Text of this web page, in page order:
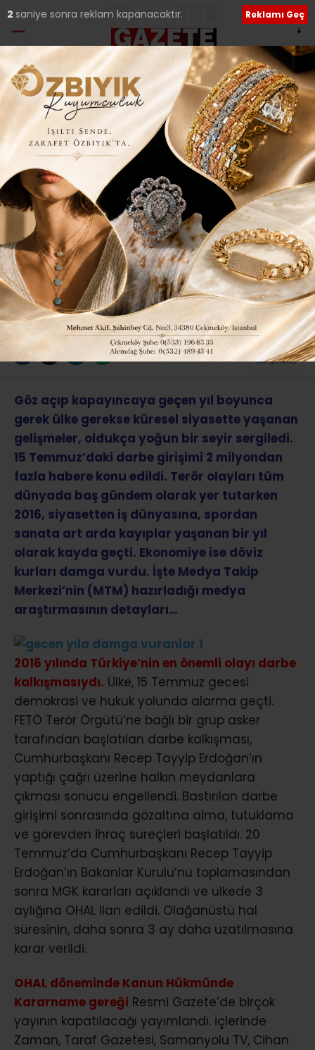
Ana Sayfa›Tüm Manşetler
KABUS GİBİ GEÇEN 2016
YILININ HER GÜNÜ AYRI
OLAYLI..
Giriş: 31-12-2016 14:39
Güncelleme: 14-02-2018 14:21
192 Tüm Manşetler
ABONE OL
Göz açıp kapayıncaya geçen yıl boyunca
gerek ülke gerekse küresel siyasette yaşanan
gelişmeler, oldukça yoğun bir seyir sergiledi.
15 Temmuz’daki darbe girişimi 2 milyondan
fazla habere konu edildi. Terör olayları tüm
dünyada baş gündem olarak yer tutarken
2016, siyasetten iş dünyasına, spordan
sanata art arda kayıplar yaşanan bir yıl
olarak kayda geçti. Ekonomiye ise döviz
kurları damga vurdu. İşte Medya Takip
Merkezi’nin (MTM) hazırladığı medya
araştırmasının detayları…
2016 yılında Türkiye’nin en önemli olayı darbe
kalkışmasıydı. Ülke, 15 Temmuz gecesi
demokrasi ve hukuk yolunda alarma geçti.
FETÖ Terör Örgütü’ne bağlı bir grup asker
tarafından başlatılan darbe kalkışması,
Cumhurbaşkanı Recep Tayyip Erdoğan’ın
yaptığı çağrı üzerine halkın meydanlara
çıkması sonucu engellendi. Bastırılan darbe
girişimi sonrasında gözaltına alma, tutuklama
ve görevden ihraç süreçleri başlatıldı. 20
Temmuz’da Cumhurbaşkanı Recep Tayyip
Erdoğan’ın Bakanlar Kurulu’nu toplamasından
sonra MGK kararları açıklandı ve ülkede 3
aylığına OHAL ilan edildi. Olağanüstü hal
süresinin, daha sonra 3 ay daha uzatılmasına
karar verildi.
OHAL döneminde Kanun Hükmünde
Kararname gereği Resmi Gazete’de birçok
yayının kapatılacağı yayımlandı. İçlerinde
Zaman, Taraf Gazetesi, Samanyolu TV, Cihan
1 saniye sonra reklam kapanacaktır. Reklamı Geç